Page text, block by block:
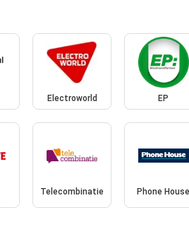
Electroworld EP
Telecombinatie Phone House